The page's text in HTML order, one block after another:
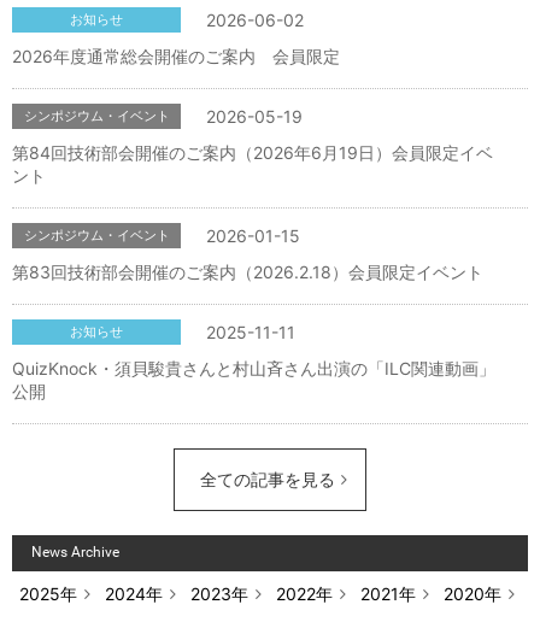
2026-06-02
お知らせ
2026年度通常総会開催のご案内 会員限定
2026-05-19
シンポジウム・イベント
第84回技術部会開催のご案内（2026年6月19日）会員限定イベ
ント
2026-01-15
シンポジウム・イベント
第83回技術部会開催のご案内（2026.2.18）会員限定イベント
2025-11-11
お知らせ
QuizKnock・須貝駿貴さんと村山斉さん出演の「ILC関連動画」
公開
全ての記事を見る
News Archive
2025年 2024年 2023年 2022年 2021年 2020年